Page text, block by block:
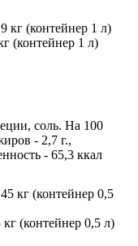
(контейнер 1 л)
соль. На 100
- 2,7 г.,
- 65,3 ккал
(контейнер 0,5 л)